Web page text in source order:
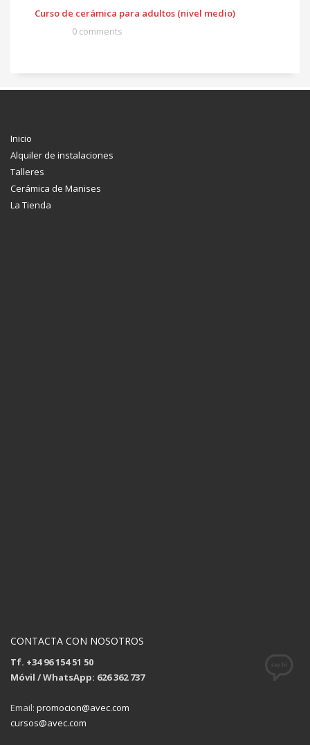
Curso de cerámica para adultos (nivel medio)
0 comments
Inicio
Alquiler de instalaciones
Talleres
Cerámica de Manises
La Tienda
CONTACTA CON NOSOTROS
Tf. +34 96 154 51 50
Móvil / WhatsApp: 626 362 737
Email: promocion@avec.com
cursos@avec.com